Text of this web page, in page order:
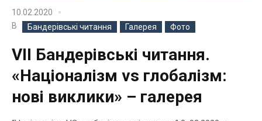
10.02.2020
В
Бандерівські читання Галерея Фото
VIІ Бандерівські читання.
«Націоналізм vs глобалізм:
нові виклики» – галерея